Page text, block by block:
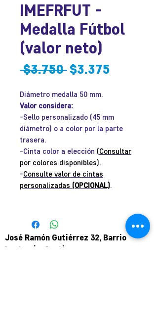
IMEFRFUT -
Medalla Fútbol
(valor neto)
$3.750 Precio
$3.375
Diámetro medalla 50 mm.
Valor considera:
-Sello personalizado (45 mm
diámetro) o a color por la parte
trasera.
-Cinta color a elección (Consultar
por colores disponibles).
-Consulte valor de cintas
personalizadas (OPCIONAL).
José Ramón Gutiérrez 32, Barrio
Lastarria, Santiago.